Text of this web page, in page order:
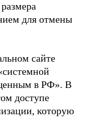
для отмены
сайте
в РФ». В
доступе
которую